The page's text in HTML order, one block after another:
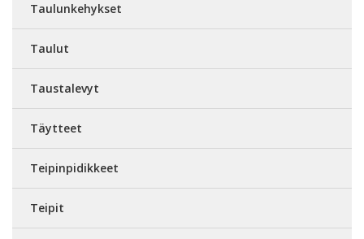
Taulunkehykset
Taulut
Taustalevyt
Täytteet
Teipinpidikkeet
Teipit